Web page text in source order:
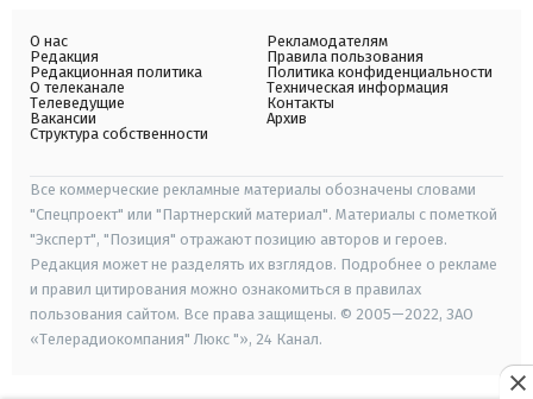
О нас
Редакция
Редакционная политика
О телеканале
Телеведущие
Вакансии
Структура собственности
Рекламодателям
Правила пользования
Политика конфиденциальности
Техническая информация
Контакты
Архив
Все коммерческие рекламные материалы обозначены словами
"Спецпроект" или "Партнерский материал". Материалы с пометкой
"Эксперт", "Позиция" отражают позицию авторов и героев.
Редакция может не разделять их взглядов. Подробнее о рекламе
и правил цитирования можно ознакомиться в правилах
пользования сайтом. Все права защищены. © 2005—2022, ЗАО
«Телерадиокомпания" Люкс "», 24 Канал.